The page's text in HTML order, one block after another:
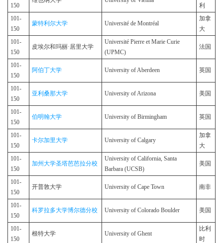
150
利
101-
150
蒙特利尔大学 Université de Montréal
加拿
大
101-
150
皮埃尔和玛丽·居里大学
Université Pierre et Marie Curie
(UPMC)
法国
101-
150
阿伯丁大学 University of Aberdeen 英国
101-
150
亚利桑那大学 University of Arizona 美国
101-
150
伯明翰大学 University of Birmingham 英国
101-
150
卡尔加里大学 University of Calgary
加拿
大
101-
150
加州大学圣塔芭芭拉分校
University of California, Santa
Barbara (UCSB)
美国
101-
150
开普敦大学 University of Cape Town 南非
101-
150
科罗拉多大学博尔德分校 University of Colorado Boulder 美国
101-
150
根特大学 University of Ghent
比利
时